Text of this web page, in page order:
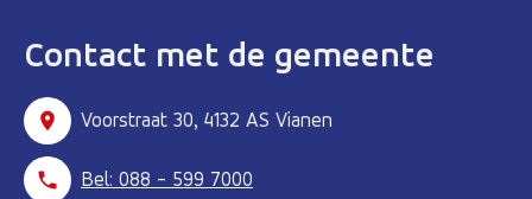
Contact met de gemeente
Voorstraat 30, 4132 AS Vianen
Bel: 088 - 599 7000